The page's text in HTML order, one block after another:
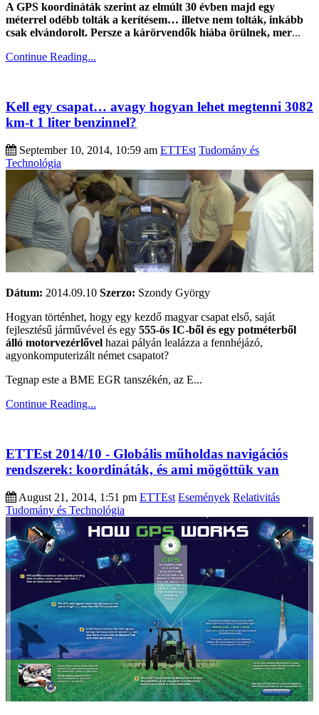
A GPS koordináták szerint az elmúlt 30 évben majd egy
méterrel odébb tolták a kerítésem… illetve nem tolták, inkább
csak elvándorolt. Persze a kárörvendők hiába örülnek, mer...
Continue Reading...
Kell egy csapat… avagy hogyan lehet megtenni 3082
km-t 1 liter benzinnel?
September 10, 2014, 10:59 am ETTEst Tudomány és
Technológia
Dátum: 2014.09.10 Szerzo: Szondy György
Hogyan történhet, hogy egy kezdő magyar csapat első, saját
fejlesztésű járművével és egy 555-ös IC-ből és egy potméterből
álló motorvezérlővel hazai pályán lealázza a fennhéjázó,
agyonkomputerizált német csapatot?
Tegnap este a BME EGR tanszékén, az E...
Continue Reading...
ETTEst 2014/10 - Globális műholdas navigációs
rendszerek: koordináták, és ami mögöttük van
August 21, 2014, 1:51 pm ETTEst Események Relativitás
Tudomány és Technológia